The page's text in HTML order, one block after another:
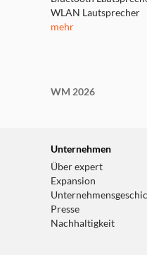
WLAN Lautsprecher
mehr
WM 2026
Unternehmen
Über expert
Expansion
Presse
Nachhaltigkeit